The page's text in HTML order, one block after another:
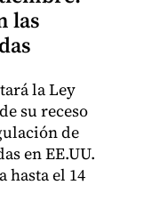
las
la Ley
su receso
de
en EE.UU.
hasta el 14